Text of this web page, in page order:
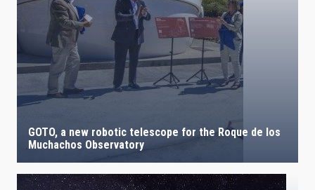
GOTO, a new robotic telescope for the Roque de los
Muchachos Observatory